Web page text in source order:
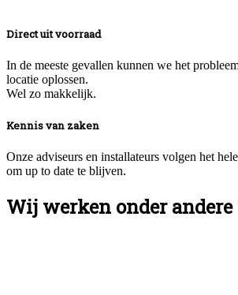
Direct uit voorraad
In de meeste gevallen kunnen we het
locatie oplossen.
Wel zo makkelijk.
Kennis van zaken
Onze adviseurs en installateurs volgen het
om up to date te blijven.
Wij werken onder andere